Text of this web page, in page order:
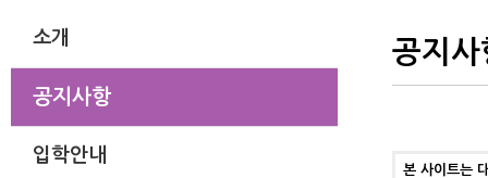
소개
공지사항
입학안내
공지사
본 사이트는